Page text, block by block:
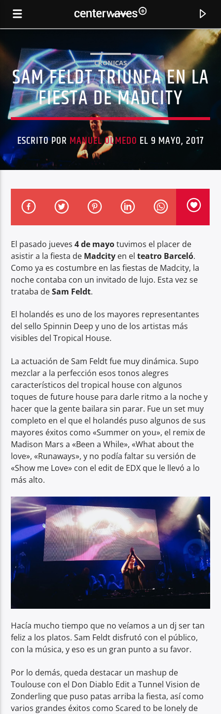
DE ORDE VAN DE NACHT (AFFKT EXTENDED REMIX)
EELKE KLEIJN
Center Waves
CRONICAS
SAM FELDT TRIUNFA EN LA
FIESTA DE MADCITY
ESCRITO POR MANUEL OLMEDO EL 9 MAYO, 2017
El pasado jueves4 de mayotuvimos el placer de
asistir a la fiesta de Madcity en elteatro Barceló.
Como ya es costumbre en las fiestas de Madcity, la
noche contaba con un invitado de lujo. Esta vez se
trataba deSam Feldt.
El holandés es uno de los mayores representantes
del sello Spinnin Deep y uno de los artistas más
visibles del Tropical House.
La actuación de Sam Feldt fue muy dinámica. Supo
mezclar a la perfección esos tonos alegres
característicos del tropical house con algunos
toques de future house para darle ritmo a la noche y
hacer que la gente bailara sin parar. Fue un set muy
completo en el que el holandés puso algunos de sus
mayores éxitos como «Summer on you», el remix de
Madison Mars a «Been a While», «What about the
love», «Runaways», y no podía faltar su versión de
«Show me Love» con el edit de EDX que le llevó a lo
más alto.
Hacía mucho tiempo que no veíamos a un dj ser tan
feliz a los platos. Sam Feldt disfrutó con el público,
con la música, y eso es un gran punto a su favor.
Por lo demás, queda destacar un mashup de
Toulouse con el Don Diablo Edit a Tunnel Vision de
Zonderling que puso patas arriba la fiesta, así como
varios grandes éxitos como Scared to be lonely de